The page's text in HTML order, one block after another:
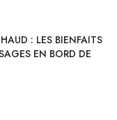
: LES BIENFAITS
EN BORD DE